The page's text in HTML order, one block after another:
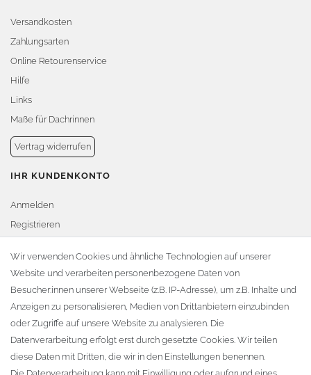
Versandkosten
Zahlungsarten
Online Retourenservice
Hilfe
Links
Maße für Dachrinnen
Vertrag widerrufen
IHR KUNDENKONTO
Anmelden
Registrieren
Warenkorb
Zur Kasse
KONTAKT
Fa. Steffen Jost
Söbrigener Weg 50
D-01796 Pirna
Wir verwenden Cookies und ähnliche Technologien auf unserer
Website und verarbeiten personenbezogene Daten von
Besucher:innen unserer Webseite (z.B. IP-Adresse), um z.B. Inhalte und
Anzeigen zu personalisieren, Medien von Drittanbietern einzubinden
oder Zugriffe auf unsere Website zu analysieren. Die
Datenverarbeitung erfolgt erst durch gesetzte Cookies. Wir teilen
diese Daten mit Dritten, die wir in den Einstellungen benennen.